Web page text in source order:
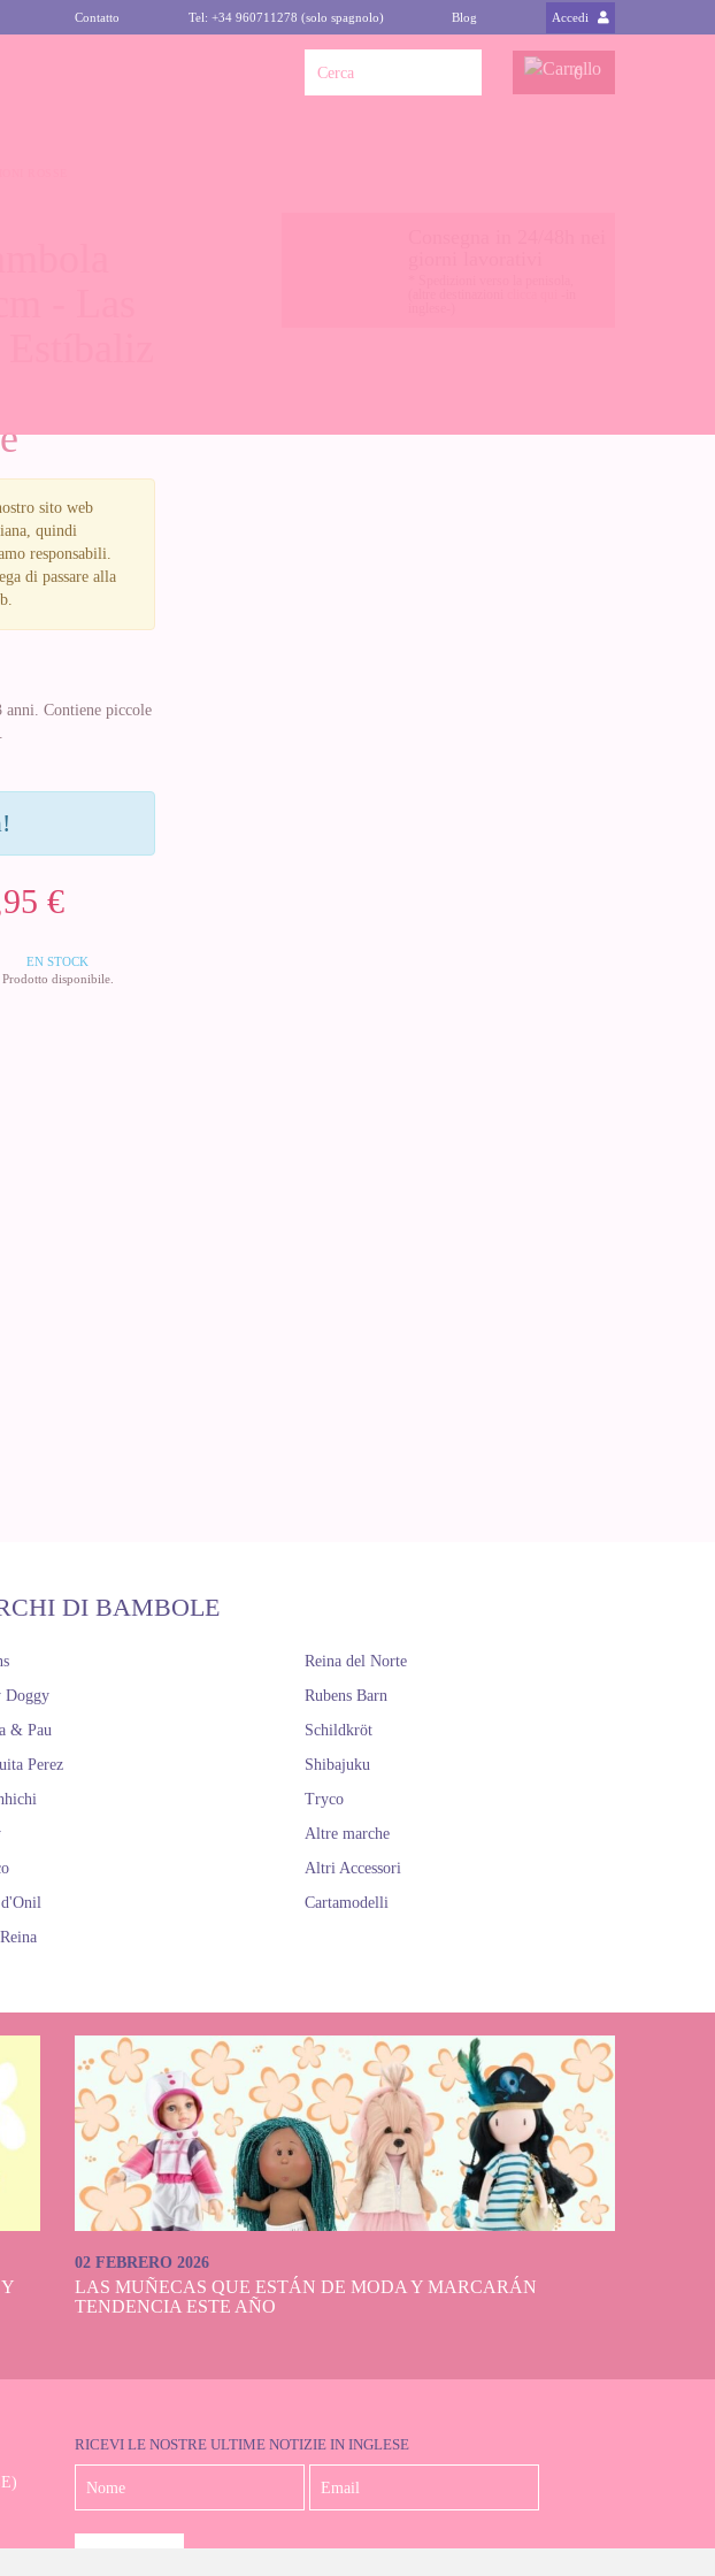
Contatto Tel: +34 960711278 (solo spagnolo) Blog Accedi
0
- Las
sito web
quindi
responsabili.
di passare alla
Contiene piccole
€
EN STOCK
Prodotto disponibile.
DI BAMBOLE
Doggy
& Pau
Perez
Reina del Norte
Rubens Barn
Schildkröt
Shibajuku
Tryco
Altre marche
Altri Accessori
Cartamodelli
02 FEBRERO 2026
LAS MUÑECAS QUE ESTÁN DE MODA Y MARCARÁN
TENDENCIA ESTE AÑO
RICEVI LE NOSTRE ULTIME NOTIZIE IN INGLESE